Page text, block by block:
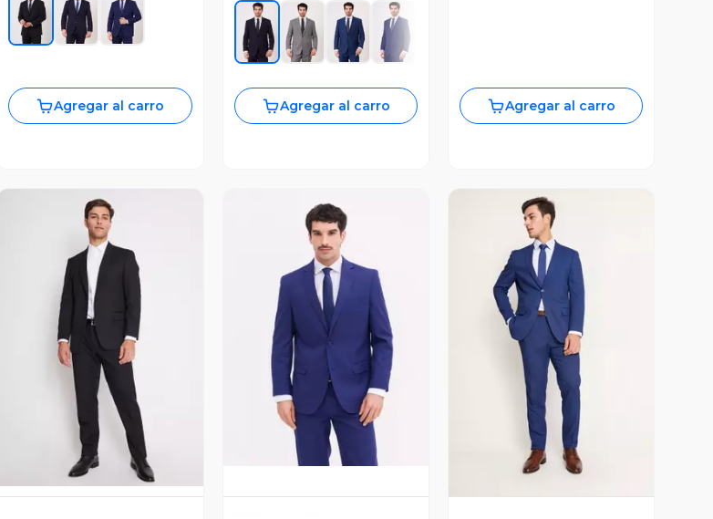
Agregar al carro Agregar al carro Agregar al carro
Vista Previa
Vista Previa
Vista Previa